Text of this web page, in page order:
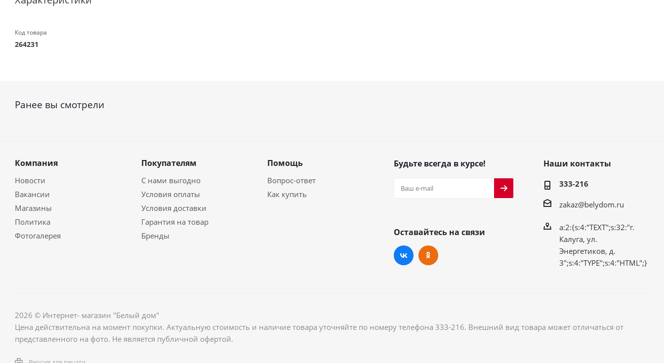
Код товара
264231
Ранее вы смотрели
Компания
Новости
Вакансии
Магазины
Политика
Фотогалерея
Покупателям
С нами выгодно
Условия оплаты
Условия доставки
Гарантия на товар
Бренды
Помощь
Вопрос-ответ
Как купить
Будьте всегда в курсе!
Оставайтесь на связи
Наши контакты
333-216
zakaz@belydom.ru
a:2:{s:4:"TEXT";s:32:"г.
Калуга, ул.
Энергетиков, д.
3";s:4:"TYPE";s:4:"HTML";}
2026 © Интернет- магазин "Белый дом"
Цена действительна на момент покупки. Актуальную стоимость и наличие товара уточняйте по номеру телефона 333-216. Внешний вид товара может отличаться от
представленного на фото. Не является публичной офертой.